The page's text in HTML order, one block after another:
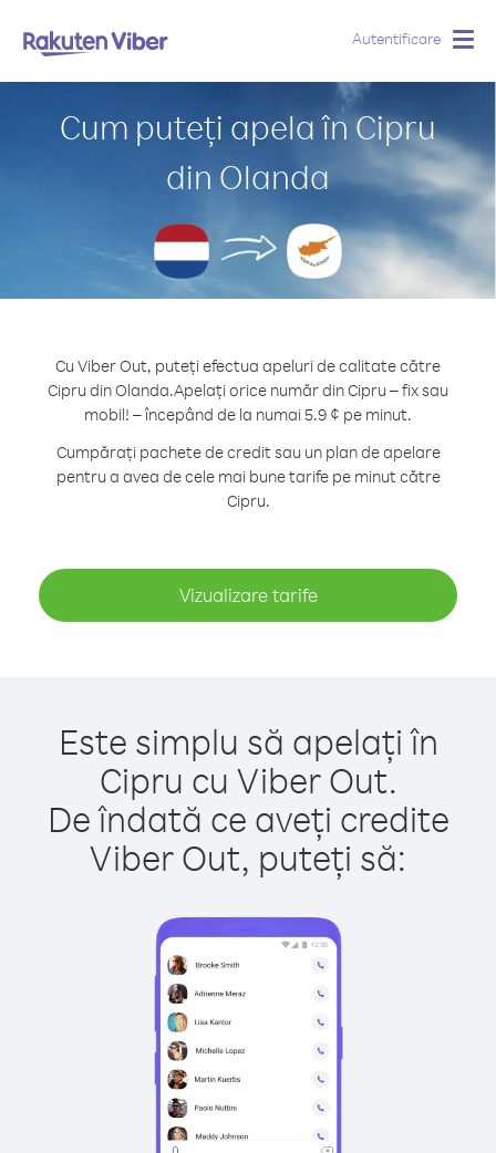
Autentificare
Cum puteți apela în Cipru
din Olanda
Cu Viber Out, puteți efectua apeluri de calitate către
Cipru din Olanda.Apelați orice număr din Cipru – fix sau
mobil! – începând de la numai 5.9 ¢ pe minut.
Cumpărați pachete de credit sau un plan de apelare
pentru a avea de cele mai bune tarife pe minut către
Cipru.
Vizualizare tarife
Este simplu să apelați în
Cipru cu Viber Out.
De îndată ce aveți credite
Viber Out, puteți să: